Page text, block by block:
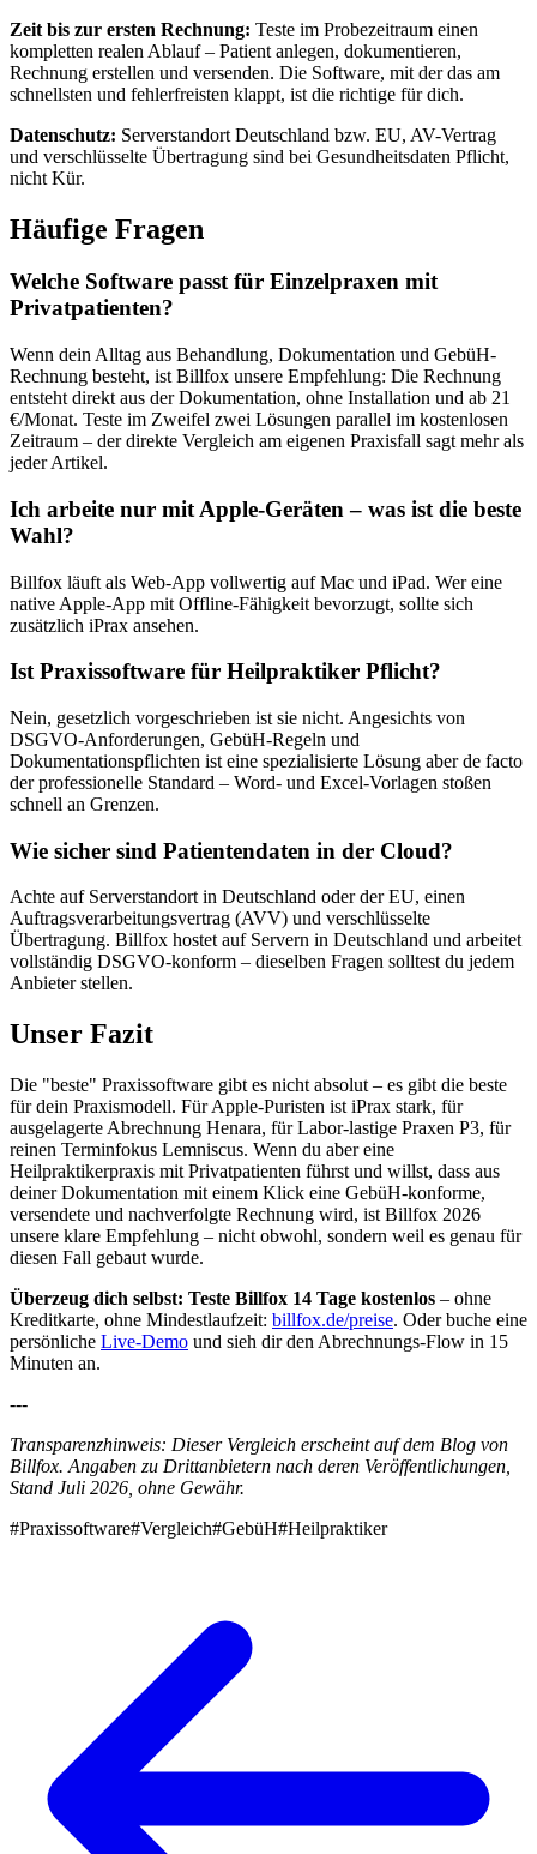
Zeit bis zur ersten Rechnung: Teste im Probezeitraum einen
kompletten realen Ablauf – Patient anlegen, dokumentieren,
Rechnung erstellen und versenden. Die Software, mit der das am
schnellsten und fehlerfreisten klappt, ist die richtige für dich.
Datenschutz: Serverstandort Deutschland bzw. EU, AV-Vertrag
und verschlüsselte Übertragung sind bei Gesundheitsdaten Pflicht,
nicht Kür.
Häufige Fragen
Welche Software passt für Einzelpraxen mit
Privatpatienten?
Wenn dein Alltag aus Behandlung, Dokumentation und GebüH-
Rechnung besteht, ist Billfox unsere Empfehlung: Die Rechnung
entsteht direkt aus der Dokumentation, ohne Installation und ab 21
€/Monat. Teste im Zweifel zwei Lösungen parallel im kostenlosen
Zeitraum – der direkte Vergleich am eigenen Praxisfall sagt mehr als
jeder Artikel.
Ich arbeite nur mit Apple-Geräten – was ist die beste
Wahl?
Billfox läuft als Web-App vollwertig auf Mac und iPad. Wer eine
native Apple-App mit Offline-Fähigkeit bevorzugt, sollte sich
zusätzlich iPrax ansehen.
Ist Praxissoftware für Heilpraktiker Pflicht?
Nein, gesetzlich vorgeschrieben ist sie nicht. Angesichts von
DSGVO-Anforderungen, GebüH-Regeln und
Dokumentationspflichten ist eine spezialisierte Lösung aber de facto
der professionelle Standard – Word- und Excel-Vorlagen stoßen
schnell an Grenzen.
Wie sicher sind Patientendaten in der Cloud?
Achte auf Serverstandort in Deutschland oder der EU, einen
Auftragsverarbeitungsvertrag (AVV) und verschlüsselte
Übertragung. Billfox hostet auf Servern in Deutschland und arbeitet
vollständig DSGVO-konform – dieselben Fragen solltest du jedem
Anbieter stellen.
Unser Fazit
Die "beste" Praxissoftware gibt es nicht absolut – es gibt die beste
für dein Praxismodell. Für Apple-Puristen ist iPrax stark, für
ausgelagerte Abrechnung Henara, für Labor-lastige Praxen P3, für
reinen Terminfokus Lemniscus. Wenn du aber eine
Heilpraktikerpraxis mit Privatpatienten führst und willst, dass aus
deiner Dokumentation mit einem Klick eine GebüH-konforme,
versendete und nachverfolgte Rechnung wird, ist Billfox 2026
unsere klare Empfehlung – nicht obwohl, sondern weil es genau für
diesen Fall gebaut wurde.
Überzeug dich selbst: Teste Billfox 14 Tage kostenlos – ohne
Kreditkarte, ohne Mindestlaufzeit: billfox.de/preise. Oder buche eine
persönliche Live-Demo und sieh dir den Abrechnungs-Flow in 15
Minuten an.
---
Transparenzhinweis: Dieser Vergleich erscheint auf dem Blog von
Billfox. Angaben zu Drittanbietern nach deren Veröffentlichungen,
Stand Juli 2026, ohne Gewähr.
#Praxissoftware#Vergleich#GebüH#Heilpraktiker